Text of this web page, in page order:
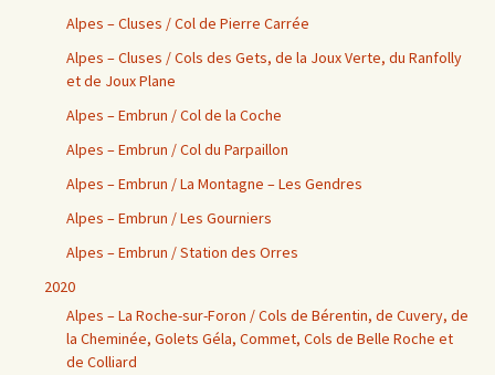
Alpes – Cluses / Col de Pierre Carrée
Alpes – Cluses / Cols des Gets, de la Joux Verte, du Ranfolly
et de Joux Plane
Alpes – Embrun / Col de la Coche
Alpes – Embrun / Col du Parpaillon
Alpes – Embrun / La Montagne – Les Gendres
Alpes – Embrun / Les Gourniers
Alpes – Embrun / Station des Orres
2020
Alpes – La Roche-sur-Foron / Cols de Bérentin, de Cuvery, de
la Cheminée, Golets Géla, Commet, Cols de Belle Roche et
de Colliard